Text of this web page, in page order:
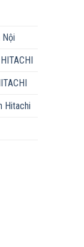
Nội
Hitachi